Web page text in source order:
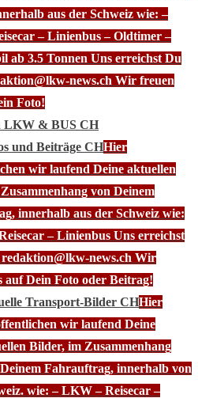
aus der Schweiz wie: –
– Linienbus – Oldtimer –
ab 3.5 Tonnen Uns erreichst Du
news.ch Wir freuen
Foto!
LKW & BUS CH
und Beiträge CHHier
wir laufend Deine aktuellen
von Deinem
innerhalb aus der Schweiz wie:
– Linienbus Uns erreichst
news.ch Wir
auf Dein Foto oder Beitrag!
Transport-Bilder CHHier
wir laufend Deine
Bilder, im Zusammenhang
Fahrauftrag, innerhalb von
wie: – LKW – Reisecar –